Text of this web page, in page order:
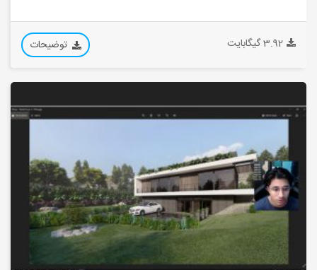
3.92 گیگابایت توضیحات